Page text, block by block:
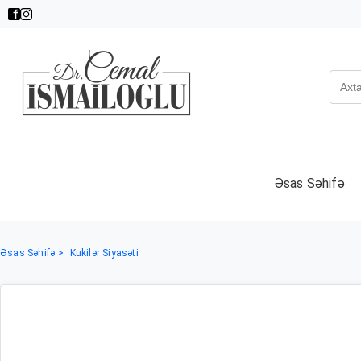
Əsas Səhifə
Əsas Səhifə Kukilər Siyasəti